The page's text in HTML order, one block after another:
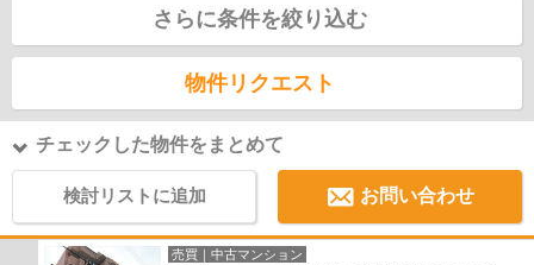
さらに条件を絞り込む
物件リクエスト
チェックした物件をまとめて
検討リストに追加 お問い合わせ
売買｜中古マンション